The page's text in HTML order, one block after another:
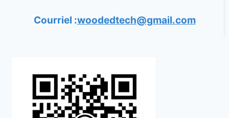
Courriel :woodedtech@gmail.com